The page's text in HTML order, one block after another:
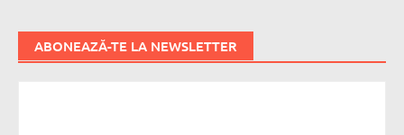
ABONEAZĂ-TE LA NEWSLETTER